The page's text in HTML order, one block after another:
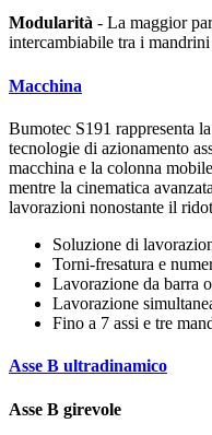
Modularità - La maggior
intercambiabile tra i
Macchina
Bumotec S191 rappresenta
tecnologie di azionamento
macchina e la colonna
mentre la cinematica
lavorazioni nonostante il
Soluzione di
Torni-fresatura e
Lavorazione da barra
Lavorazione
Fino a 7 assi e tre
Asse B ultradinamico
Asse B girevole